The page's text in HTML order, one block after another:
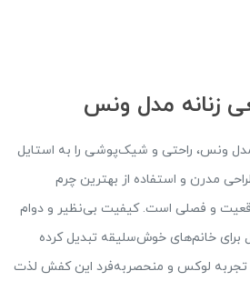
زنانه مدل ونس
ونس، راحتی و شیک‌پوشی را به استایل
مدرن و استفاده از بهترین چرم
و فصلی است. کیفیت بی‌نظیر و دوام
برای خانم‌های خوش‌سلیقه تبدیل کرده
تجربه لوکس و منحصربه‌فرد این کفش لذت